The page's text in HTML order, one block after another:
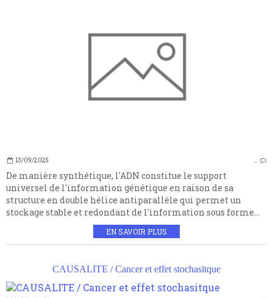
13/09/2025 …
De manière synthétique, l'ADN constitue le support
universel de l'information génétique en raison de sa
structure en double hélice antiparallèle qui permet un
stockage stable et redondant de l'information sous forme...
EN SAVOIR PLUS
CAUSALITE / Cancer et effet stochasitque